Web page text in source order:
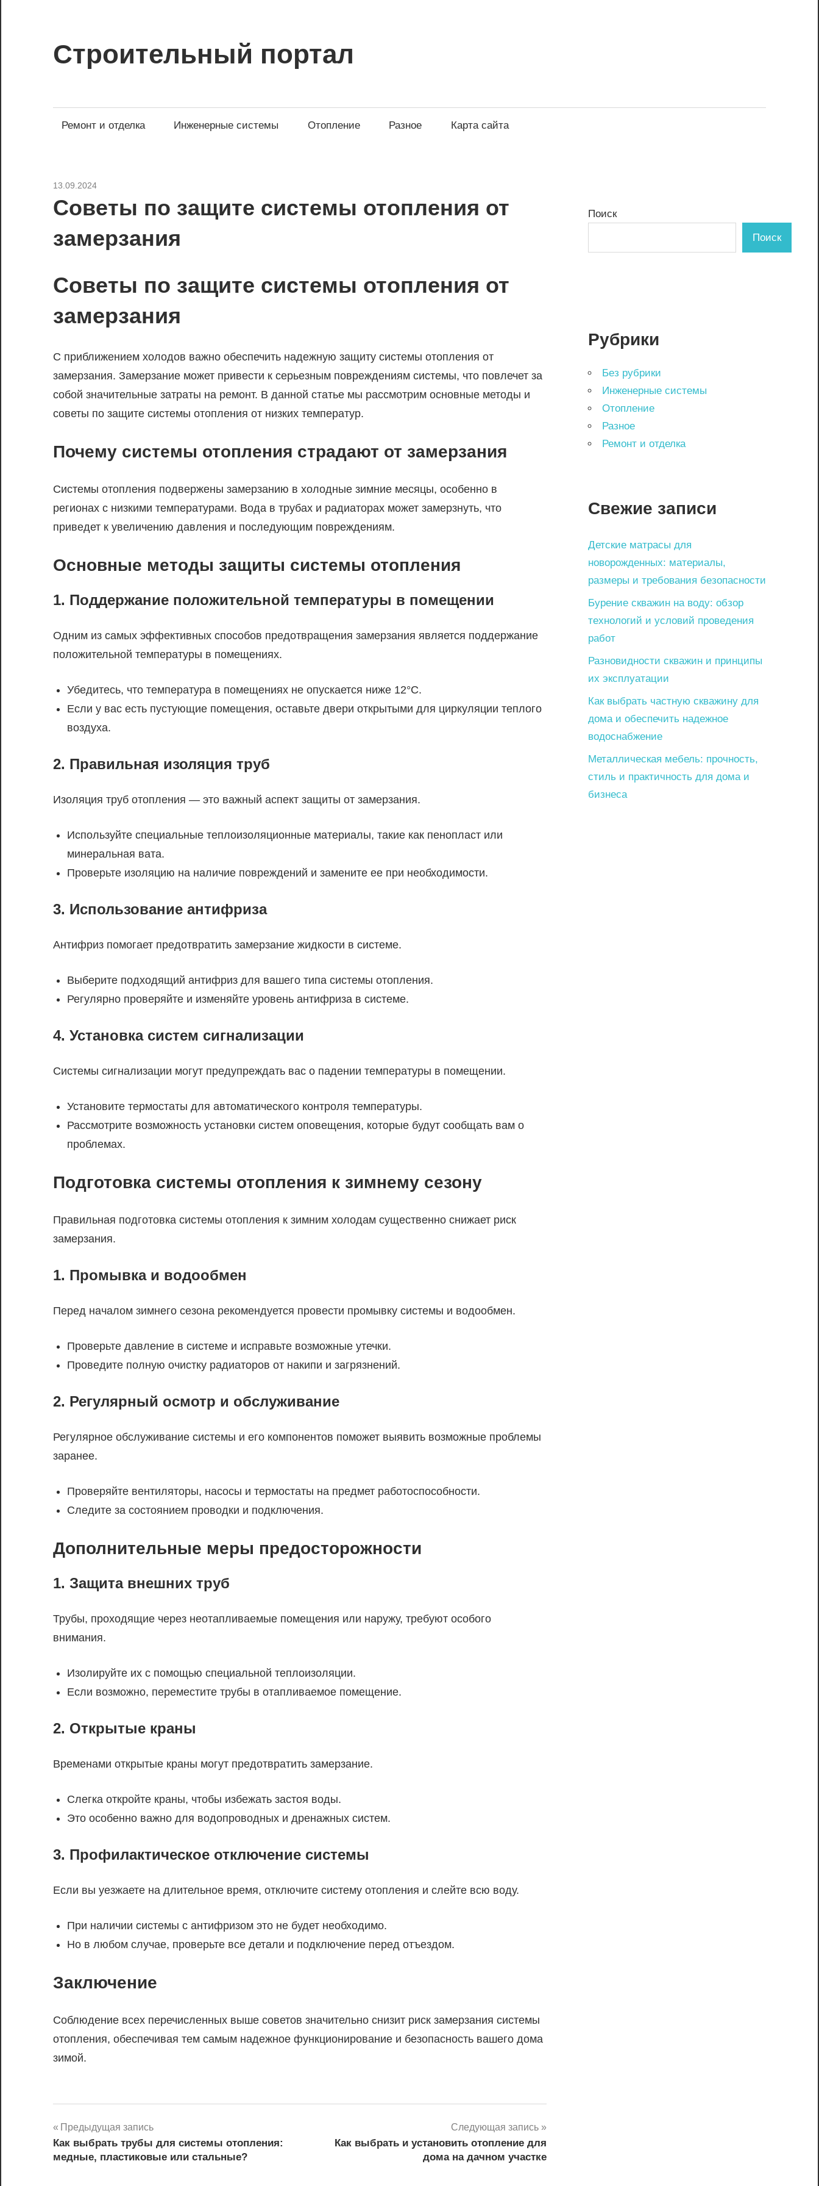
содержимому
Строительный портал
Ремонт и отделка Инженерные системы Отопление Разное Карта сайта
13.09.2024
Советы по защите системы отопления от
замерзания
Советы по защите системы отопления от
замерзания
С приближением холодов важно обеспечить надежную защиту системы отопления от
замерзания. Замерзание может привести к серьезным повреждениям системы, что повлечет за
собой значительные затраты на ремонт. В данной статье мы рассмотрим основные методы и
советы по защите системы отопления от низких температур.
Почему системы отопления страдают от замерзания
Системы отопления подвержены замерзанию в холодные зимние месяцы, особенно в
регионах с низкими температурами. Вода в трубах и радиаторах может замерзнуть, что
приведет к увеличению давления и последующим повреждениям.
Основные методы защиты системы отопления
1. Поддержание положительной температуры в помещении
Одним из самых эффективных способов предотвращения замерзания является поддержание
положительной температуры в помещениях.
Убедитесь, что температура в помещениях не опускается ниже 12°C.
Если у вас есть пустующие помещения, оставьте двери открытыми для циркуляции теплого
воздуха.
2. Правильная изоляция труб
Изоляция труб отопления — это важный аспект защиты от замерзания.
Используйте специальные теплоизоляционные материалы, такие как пенопласт или
минеральная вата.
Проверьте изоляцию на наличие повреждений и замените ее при необходимости.
3. Использование антифриза
Антифриз помогает предотвратить замерзание жидкости в системе.
Выберите подходящий антифриз для вашего типа системы отопления.
Регулярно проверяйте и изменяйте уровень антифриза в системе.
4. Установка систем сигнализации
Системы сигнализации могут предупреждать вас о падении температуры в помещении.
Установите термостаты для автоматического контроля температуры.
Рассмотрите возможность установки систем оповещения, которые будут сообщать вам о
проблемах.
Подготовка системы отопления к зимнему сезону
Правильная подготовка системы отопления к зимним холодам существенно снижает риск
замерзания.
1. Промывка и водообмен
Перед началом зимнего сезона рекомендуется провести промывку системы и водообмен.
Проверьте давление в системе и исправьте возможные утечки.
Проведите полную очистку радиаторов от накипи и загрязнений.
2. Регулярный осмотр и обслуживание
Регулярное обслуживание системы и его компонентов поможет выявить возможные проблемы
заранее.
Проверяйте вентиляторы, насосы и термостаты на предмет работоспособности.
Следите за состоянием проводки и подключения.
Дополнительные меры предосторожности
1. Защита внешних труб
Трубы, проходящие через неотапливаемые помещения или наружу, требуют особого
внимания.
Изолируйте их с помощью специальной теплоизоляции.
Если возможно, переместите трубы в отапливаемое помещение.
2. Открытые краны
Временами открытые краны могут предотвратить замерзание.
Слегка откройте краны, чтобы избежать застоя воды.
Это особенно важно для водопроводных и дренажных систем.
3. Профилактическое отключение системы
Если вы уезжаете на длительное время, отключите систему отопления и слейте всю воду.
При наличии системы с антифризом это не будет необходимо.
Но в любом случае, проверьте все детали и подключение перед отъездом.
Заключение
Соблюдение всех перечисленных выше советов значительно снизит риск замерзания системы
отопления, обеспечивая тем самым надежное функционирование и безопасность вашего дома
зимой.
Навигация
по
Предыдущая запись
Как выбрать трубы для системы отопления:
медные, пластиковые или стальные?
Следующая запись
Как выбрать и установить отопление для
дома на дачном участке
Поиск
Поиск
Рубрики
Без рубрики
Инженерные системы
Отопление
Разное
Ремонт и отделка
Свежие записи
Детские матрасы для
новорожденных: материалы,
размеры и требования безопасности
Бурение скважин на воду: обзор
технологий и условий проведения
работ
Разновидности скважин и принципы
их эксплуатации
Как выбрать частную скважину для
дома и обеспечить надежное
водоснабжение
Металлическая мебель: прочность,
стиль и практичность для дома и
бизнеса